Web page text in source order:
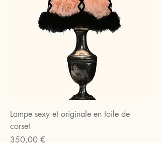
Lampe sexy et originale en toile de
corset
Prix
350,00 €